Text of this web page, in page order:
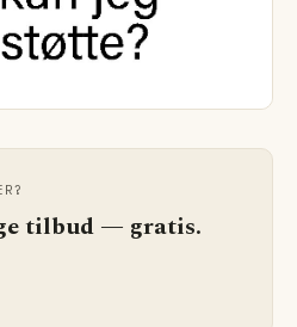
tilbud — gratis.